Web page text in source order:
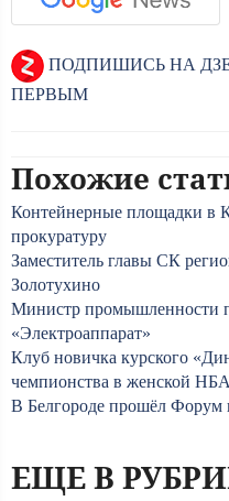
ПОДПИШИСЬ НА
ПЕРВЫМ
Похожие
Контейнерные площадки в
прокуратуру
Заместитель главы СК
Золотухино
Министр промышленности
«Электроаппарат»
Клуб новичка курского
чемпионства в женской НБА
В Белгороде прошёл
ЕЩЕ В